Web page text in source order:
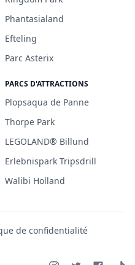
Phantasialand
Efteling
Parc Asterix
PARCS D'ATTRACTIONS
Plopsaqua de Panne
Thorpe Park
LEGOLAND® Billund
Erlebnispark Tripsdrill
Walibi Holland
de confidentialité